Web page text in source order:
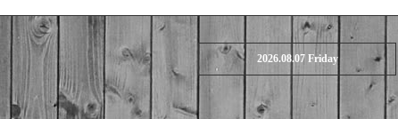
2026.08.07 Friday